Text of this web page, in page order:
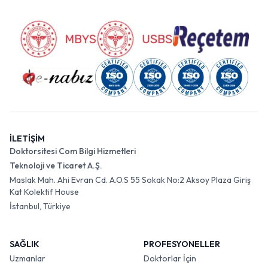
İLETİŞİM
Doktorsitesi Com Bilgi Hizmetleri
Teknoloji ve Ticaret A.Ş.
Maslak Mah. Ahi Evran Cd. A.O.S 55 Sokak No:2 Aksoy Plaza Giriş
Kat Kolektif House
İstanbul, Türkiye
SAĞLIK
Uzmanlar
PROFESYONELLER
Doktorlar İçin